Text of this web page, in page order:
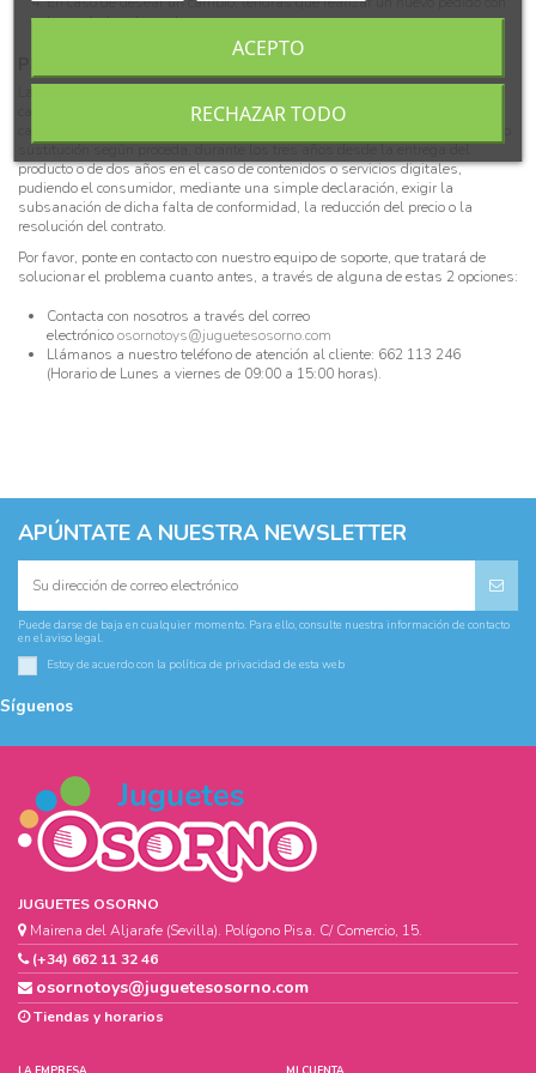
los artículos deseados.
Lamentamos que no hayas recibido el producto en perfectas condiciones. En
caso de que el producto adquirido estuviera dañado o fuera defectuoso por
sustitución según proceda, durante los tres años desde la entrega del
producto o de dos años en el caso de contenidos o servicios digitales,
pudiendo el consumidor, mediante una simple declaración, exigir la
subsanación de dicha falta de conformidad, la reducción del precio o la
resolución del contrato.
Por favor, ponte en contacto con nuestro equipo de soporte, que tratará de
solucionar el problema cuanto antes, a través de alguna de estas 2 opciones:
Contacta con nosotros a través del correo
electrónicoosornotoys@juguetesosorno.com
Llámanos a nuestro teléfono de atención al cliente: 662 113 246
(Horario de Lunes a viernes de 09:00 a 15:00 horas).
APÚNTATE A NUESTRA NEWSLETTER
Puede darse de baja en cualquier momento. Para ello, consulte nuestra información de contacto
en el aviso legal.
Estoy de acuerdo con la política de privacidad de esta web
Síguenos
JUGUETES OSORNO
Mairena del Aljarafe (Sevilla). Polígono Pisa. C/ Comercio, 15.
(+34) 662 11 32 46
osornotoys@juguetesosorno.com
Tiendas y horarios
RECHAZAR TODO
ACEPTO